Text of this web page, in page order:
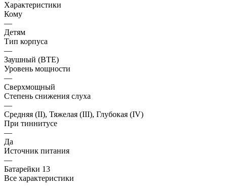
Характеристики
Кому
—
Детям
Тип корпуса
—
Заушный (BTE)
Уровень мощности
—
Сверхмощный
Степень снижения слуха
—
Средняя (II), Тяжелая (III), Глубокая (IV)
При тиннитусе
—
Да
Источник питания
—
Батарейки 13
Все характеристики